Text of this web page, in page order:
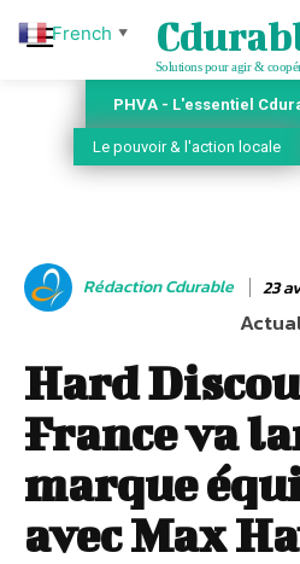
Solutions pour agir &
PHVA - L'essentiel
Le pouvoir & l'action locale
Rédaction Cdurable 23
Hard
France va
marque
avec Max
French ▼